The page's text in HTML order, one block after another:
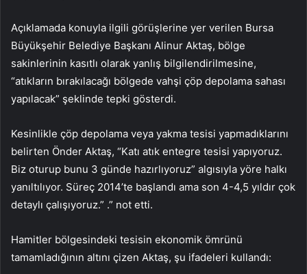
Açıklamada konuyla ilgili görüşlerine yer verilen Bursa
Büyükşehir Belediye Başkanı Alinur Aktaş, bölge
sakinlerinin kasıtlı olarak yanlış bilgilendirilmesine,
“atıkların bırakılacağı bölgede vahşi çöp depolama sahası
yapılacak” şeklinde tepki gösterdi.
Kesinlikle çöp depolama veya yakma tesisi yapmadıklarını
belirten Önder Aktaş, “Katı atık entegre tesisi yapıyoruz.
Biz oturup bunu 3 günde hazırlıyoruz” algısıyla yöre halkı
yanıltılıyor. Süreç 2014’te başlandı ama son 4-4,5 yıldır çok
detaylı çalışıyoruz.” .” not etti.
Hamitler bölgesindeki tesisin ekonomik ömrünü
tamamladığının altını çizen Aktaş, şu ifadeleri kullandı: